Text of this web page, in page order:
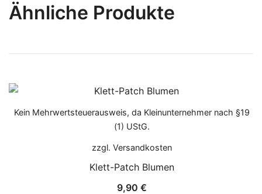
Ähnliche Produkte
Kein Mehrwertsteuerausweis, da Kleinunternehmer nach §19
(1) UStG.
zzgl. Versandkosten
Klett-Patch Blumen
9,90 €